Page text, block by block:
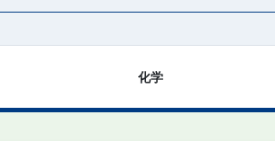
化学